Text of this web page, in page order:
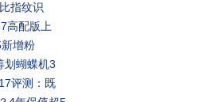
指纹识
高配版上
增粉
划蝴蝶机3
评测：既